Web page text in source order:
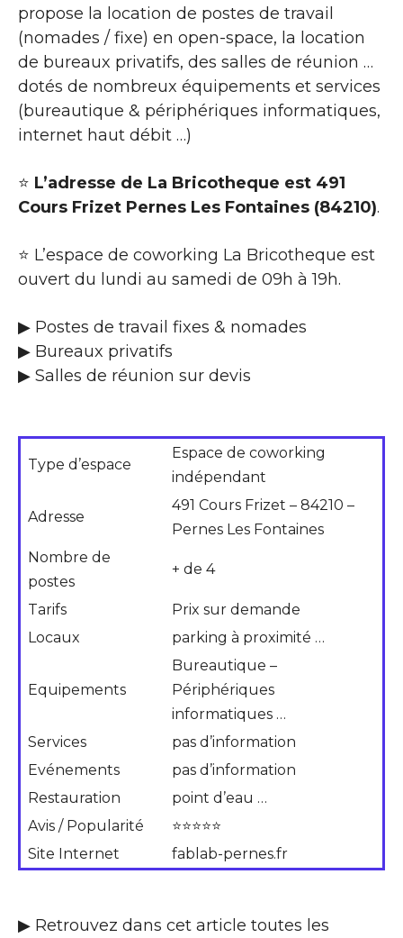
propose la location de postes de travail
(nomades / fixe) en open-space, la location
de bureaux privatifs, des salles de réunion …
dotés de nombreux équipements et services
(bureautique & périphériques informatiques,
internet haut débit …)
⭐ L’adresse de La Bricotheque est 491
Cours Frizet Pernes Les Fontaines (84210).
⭐ L’espace de coworking La Bricotheque est
ouvert du lundi au samedi de 09h à 19h.
▶ Postes de travail fixes & nomades
▶ Bureaux privatifs
▶ Salles de réunion sur devis
Type d’espace
Espace de coworking
indépendant
Adresse
491 Cours Frizet – 84210 –
Pernes Les Fontaines
Nombre de
postes
+ de 4
Tarifs
Prix sur demande
Locaux
parking à proximité …
Equipements
Bureautique –
Périphériques
informatiques …
Services
pas d’information
Evénements
pas d’information
Restauration
point d’eau …
Avis / Popularité
⭐⭐⭐⭐⭐
Site Internet
fablab-pernes.fr
▶ Retrouvez dans cet article toutes les